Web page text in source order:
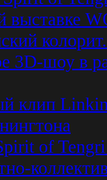
выставке
3D-шоу в
клип Linkin
of Tengri